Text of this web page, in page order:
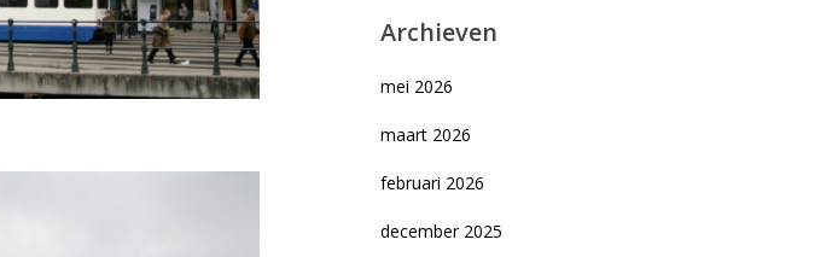
Archieven
mei 2026
maart 2026
februari 2026
december 2025